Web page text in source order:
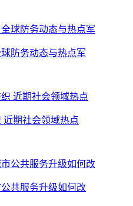
防务动态与热点军
近期社会领域热点
共服务升级如何改